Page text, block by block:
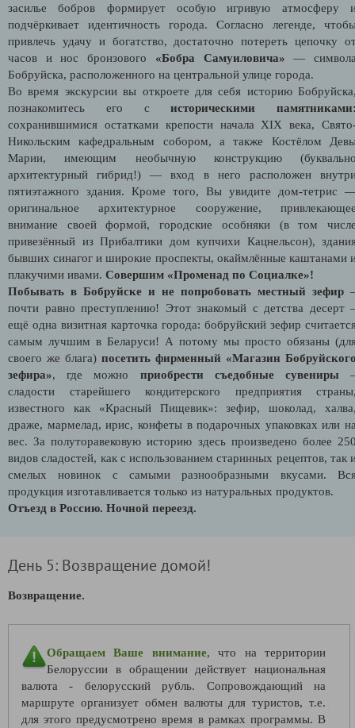
засилье бобров формирует особую игривую атмосферу
подчёркивает идентичность города. Согласно легенде,
привлечь удачу и богатство, достаточно потереть цепочку
часов и нос бронзового «Бобра Самуиловича» —
Бобруйска, расположенного на центральной улице города.
Во время экскурсии вы откроете для себя историю
познакомитесь его систорическими
сохранившимися остатками крепости начала XIX века,
Никольским кафедральным собором, а также Костёлом
Марии, имеющим необычную конструкцию
архитектурный гибрид!) — вход в него расположен
пятиэтажного здания. Кроме того, Вы увидите дом-тетрис
оригинальное архитектурное сооружение,
внимание своей формой, городские особняки (в том
привезённый из Прибалтики дом купчихи Кацнельсон),
бывших синагог и широкие проспекты, окаймлённые каштанами
плакучими ивами. Совершим «Променад по Социалке»!
Побывать в Бобруйске и не попробовать местный зефир
почти равно преступлению! Этот знакомый с детства десерт
ещё одна визитная карточка города: бобруйский зефир
самым лучшим в Беларуси! А потому мы просто обязаны
своего же блага) посетить фирменный «Магазин
зефира», где можно приобрести съедобные сувениры
сладости старейшего кондитерского предприятия
известного как «Красный Пищевик»: зефир, шоколад,
драже, мармелад, ирис, конфеты в подарочных упаковках или
вес. За полуторавековую историю здесь произведено более
видов сладостей, как с использованием старинных рецептов, так
смелых новинок с самыми разнообразными вкусами.
продукция изготавливается только из натуральных продуктов.
Отъезд в Россию. Ночной переезд.
День 5: Возвращение домой!
Возвращение.
Обращаем Ваше внимание, что на территории
Белоруссии в обращении действует национальная
валюта - белорусский рубль. Сопровождающий на
маршруте организует обмен валюты для туристов, т.е.
для этого предусмотрено время в рамках программы. В